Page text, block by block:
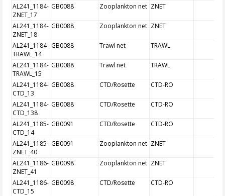
AL241_1184-
ZNET_17
GB0088 Zooplankton net ZNET
AL241_1184-
ZNET_18
GB0088 Zooplankton net ZNET
AL241_1184-
TRAWL_14
GB0088 Trawl net TRAWL
AL241_1184-
TRAWL_15
GB0088 Trawl net TRAWL
AL241_1184-
CTD_13
GB0088 CTD/Rosette CTD-RO
AL241_1184-
CTD_138
GB0088 CTD/Rosette CTD-RO
AL241_1185-
CTD_14
GB0091 CTD/Rosette CTD-RO
AL241_1185-
ZNET_40
GB0091 Zooplankton net ZNET
AL241_1186-
ZNET_41
GB0098 Zooplankton net ZNET
AL241_1186-
CTD_15
GB0098 CTD/Rosette CTD-RO